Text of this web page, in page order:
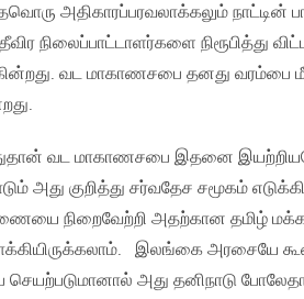
அதிகாரப்பரவலாக்கலும் நாட்டின்
நிலைப்பாட்டாளர்களை நிரூபித்து
வட மாகாணசபை தனது வரம்பை
வட மாகாணசபை இதனை
அது குறித்து சர்வதேச சமூகம்
நிறைவேற்றி அதற்கான தமிழ்
இலங்கை அரசையே
அது தனிநாடு